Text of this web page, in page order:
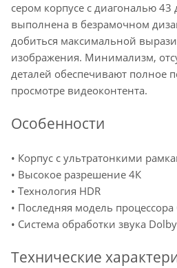
сером корпусе с диагональю
выполнена в безрамочном
добиться максимальной
изображения. Минимализм,
деталей обеспечивают полное
просмотре видеоконтента.
Особенности
• Корпус с ультратонкими
• Высокое разрешение 4К
• Технология HDR
• Последняя модель процессора
• Система обработки звука
Технические